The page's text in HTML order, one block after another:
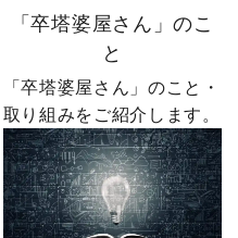
は、想像以上の結果でし
た。 そして、その後やじ
社長の運命を大きく変え
る出来事が起こります。
続きは第4話「逆転編」。
ぜひ最後までご覧いただ
き、感想をコメントで教
えてください！ 「いい
ね」「保存」「フォロ
ー」も励みになります。
「卒塔婆屋さん」のこ
と
「卒塔婆屋さん」のこと・
取り組みをご紹介します。